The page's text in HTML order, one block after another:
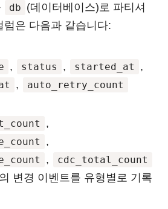
db (데이터베이스)로 파티셔
럼은 다음과 같습니다:
, status , started_at ,
, auto_retry_count
,
,
, cdc_total_count
변경 이벤트를 유형별로 기록